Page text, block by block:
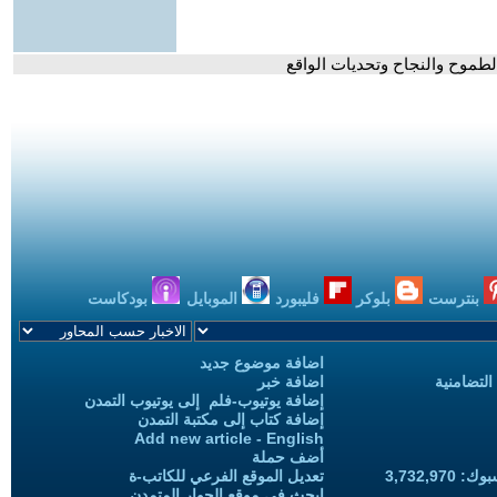
والنجاح وتحديات الواقع
بنترست بلوكر فليبورد الموبايل بودكاست
اضافة موضوع جديد
اضافة خبر
إضافة يوتيوب-فلم إلى يوتيوب التمدن
إضافة كتاب إلى مكتبة التمدن
Add new article - English
أضف حملة
تعديل الموقع الفرعي للكاتب-ة